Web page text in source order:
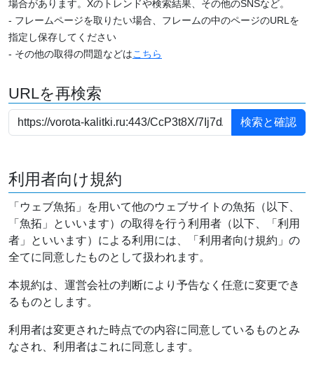
場合があります。Xのトレンドや検索結果、その他のSNSなど。
- フレームページを取りたい場合、フレームの中のページのURLを
指定し保存してください
- その他の取得の問題などはこちら
URLを再検索
利用者向け規約
「ウェブ魚拓」を用いて他のウェブサイトの魚拓（以下、
「魚拓」といいます）の取得を行う利用者（以下、「利用
者」といいます）による利用には、「利用者向け規約」の
全てに同意したものとして扱われます。
本規約は、運営会社の判断により予告なく任意に変更でき
るものとします。
利用者は変更された時点での内容に同意しているものとみ
なされ、利用者はこれに同意します。